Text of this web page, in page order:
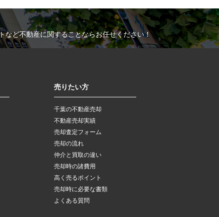
など不動産に関することならお任せください！
売りたい方
千葉の不動産売却
不動産売却実績
売却査定フォーム
売却の流れ
仲介と買取の違い
売却時の諸費用
高く売るポイント
売却時に必要な書類
よくある質問